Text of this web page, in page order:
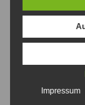
Bombas-Cup
Allgemein,Bombas-
Impressum